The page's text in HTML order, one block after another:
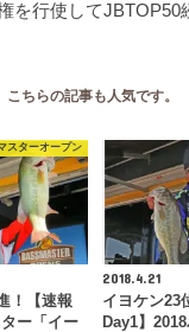
を行使してJBTOP50
こちらの記事も人気です。
スターオープン
！【速報
ー「イー
2018.4.21
イヨケン23
Day1】